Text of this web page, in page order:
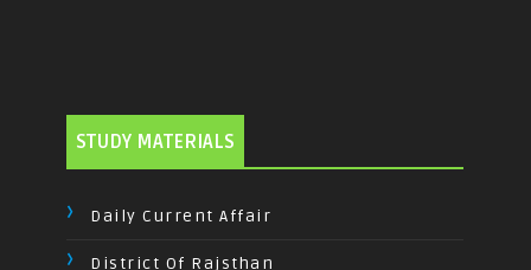
STUDY MATERIALS
Daily Current Affair
District Of Rajsthan